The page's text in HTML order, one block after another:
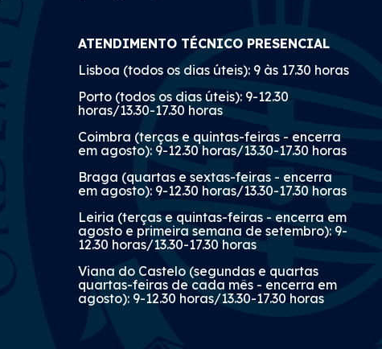
ATENDIMENTO TÉCNICO PRESENCIAL
Lisboa (todos os dias úteis): 9 às 17.30 horas
Porto (todos os dias úteis): 9-12.30
horas/13.30-17.30 horas
Coimbra (terças e quintas-feiras - encerra
em agosto): 9-12.30 horas/13.30-17.30 horas
Braga (quartas e sextas-feiras - encerra
em agosto): 9-12.30 horas/13.30-17.30 horas
Leiria (terças e quintas-feiras - encerra em
agosto e primeira semana de setembro): 9-
12.30 horas/13.30-17.30 horas
Viana do Castelo (segundas e quartas
quartas-feiras de cada mês - encerra em
agosto): 9-12.30 horas/13.30-17.30 horas